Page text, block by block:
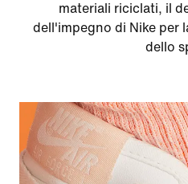
materiali riciclati, il
dell'impegno di Nike per
dello